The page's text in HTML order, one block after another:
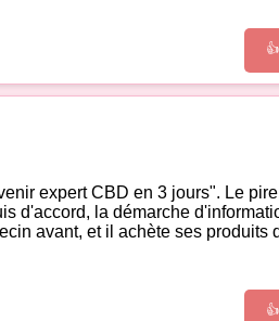
expert CBD en 3 jours". Le
d'accord, la démarche
avant, et il achète ses produits